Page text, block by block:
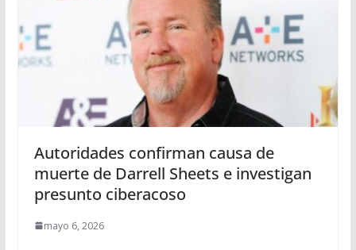
Autoridades confirman causa de
muerte de Darrell Sheets e investigan
presunto ciberacoso
mayo 6, 2026